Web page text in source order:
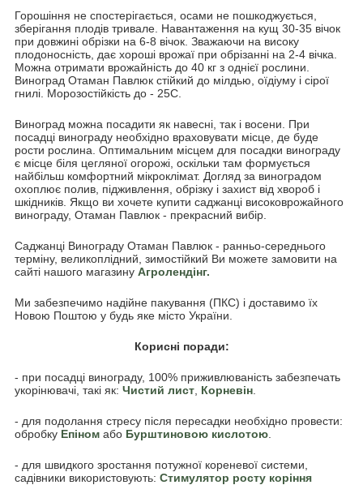
Горошіння не спостерігається, осами не пошкоджується,
зберігання плодів тривале. Навантаження на кущ 30-35 вічок
при довжині обрізки на 6-8 вічок. Зважаючи на високу
плодоносність, дає хороші врожаї при обрізанні на 2-4 вічка.
Можна отримати врожайність до 40 кг з однієї рослини.
Виноград Отаман Павлюк стійкий до мілдью, оїдіуму і сірої
гнилі. Морозостійкість до - 25С.
Виноград можна посадити як навесні, так і восени. При
посадці винограду необхідно враховувати місце, де буде
рости рослина. Оптимальним місцем для посадки винограду
є місце біля цегляної огорожі, оскільки там формується
найбільш комфортний мікроклімат. Догляд за виноградом
охоплює полив, підживлення, обрізку і захист від хвороб і
шкідників. Якщо ви хочете купити саджанці високоврожайного
винограду, Отаман Павлюк - прекрасний вибір.
Саджанці Винограду Отаман Павлюк - ранньо-середнього
терміну, великоплідний, зимостійкий Ви можете замовити на
сайті нашого магазину Агролендінг.
Ми забезпечимо надійне пакування (ПКС) і доставимо їх
Новою Поштою у будь яке місто України.
Корисні поради:
- при посадці винограду, 100% приживлюваність забезпечать
укорінювачі, такі як: Чистий лист Корневін
- для подолання стресу після пересадки необхідно провести:
обробку Епіном або Бурштиновою кислотою
- для швидкого зростання потужної кореневої системи,
садівники використовують: Стимулятор росту коріння